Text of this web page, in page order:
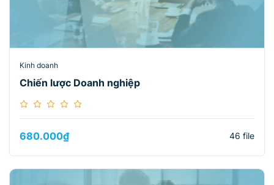
Kinh doanh
Chiến lược Doanh nghiệp
680.000₫ 46 file